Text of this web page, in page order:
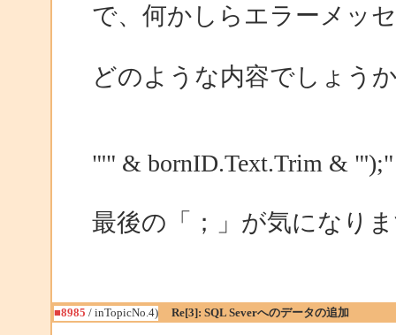
で、何かしらエラーメッ
どのような内容でしょう
"'" & bornID.Text.Trim & "');"
最後の「；」が気になり
■8985 / inTopicNo.4) Re[3]: SQL Severへのデータの追加